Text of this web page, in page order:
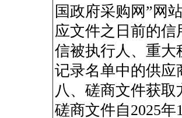
国政府采购网”网
应文件之日前的
信被执行人、重大
记录名单中的供
八、磋商文件获
磋商文件自2025年